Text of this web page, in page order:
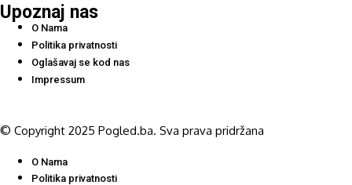
Upoznaj nas
O Nama
Politika privatnosti
Oglašavaj se kod nas
Impressum
© Copyright 2025 Pogled.ba. Sva prava pridržana
O Nama
Politika privatnosti